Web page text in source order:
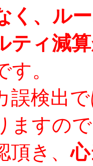
く、ル
ティ減
す。
検出
ますの
頂き、